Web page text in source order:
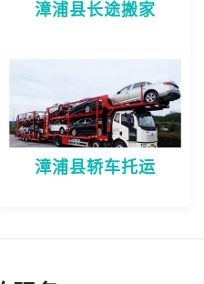
漳浦县长途搬家
漳浦县轿车托运